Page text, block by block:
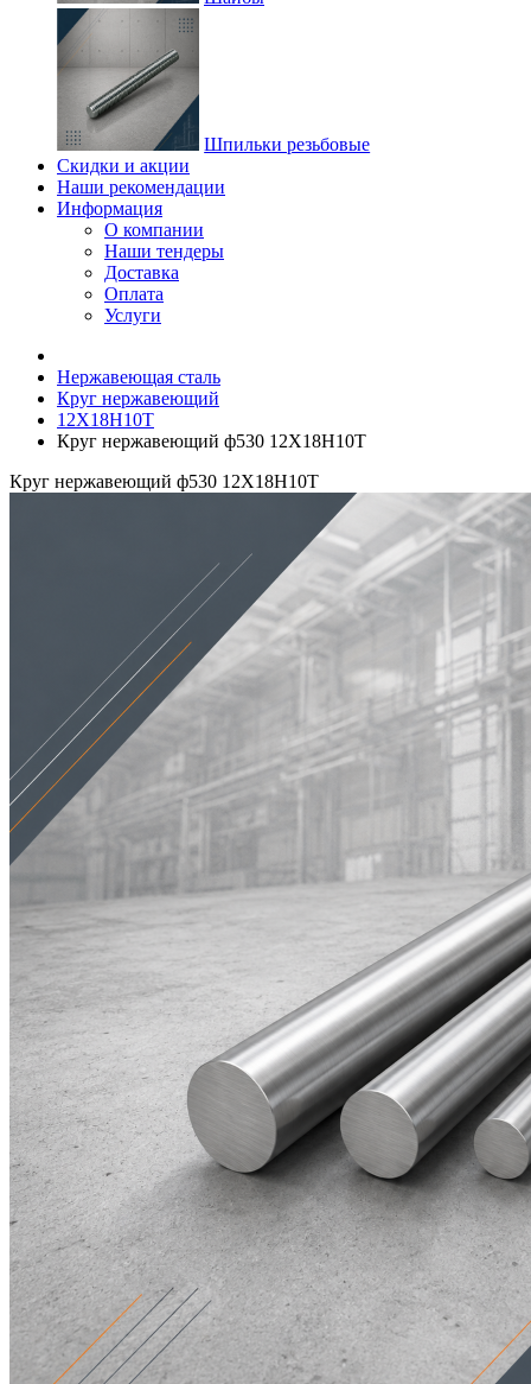
Шпильки резьбовые
Скидки и акции
Наши рекомендации
Информация
О компании
Наши тендеры
Доставка
Оплата
Услуги
Нержавеющая сталь
Круг нержавеющий
12Х18Н10Т
Круг нержавеющий ф530 12Х18Н10Т
Круг нержавеющий ф530 12Х18Н10Т